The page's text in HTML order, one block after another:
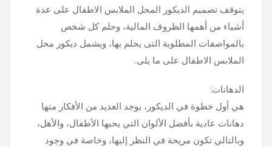
يتوقف تصميم الديكور المحل الملابس الاطفال على عدة
أشياء من أهمها الظروف المالية، وحلم كل شخص
بالمواصفات المطلوبة التى يحلم بها، ويشمل ديكور محل
الملابس الاطفال على ما يلى.
الدهانات:
هي أول خطوة في الديكور، يوجد العديد من الأفكار منها
دهانات عادية بأفضل الألوان التي يحبها الأطفال، والأهل،
وبالتالي تكون مريحة في النظر إليها، وخاصة في وجود